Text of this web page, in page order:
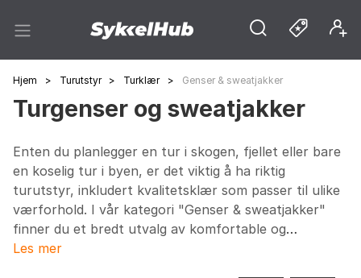
Hjem > Turutstyr > Turklær > Genser & sweatjakker
Turgenser og sweatjakker
Enten du planlegger en tur i skogen, fjellet eller bare
en koselig tur i byen, er det viktig å ha riktig
turutstyr, inkludert kvalitetsklær som passer til ulike
værforhold. I vår kategori "Genser & sweatjakker"
finner du et bredt utvalg av komfortable og
funksjonelle plagg designet for både menn, kvinner
Les mer